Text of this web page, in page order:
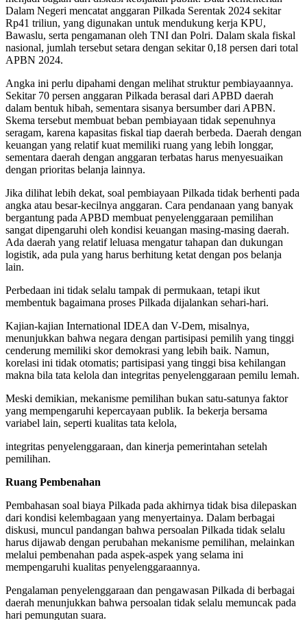
Dalam Negeri mencatat anggaran Pilkada Serentak 2024 sekitar
Rp41 triliun, yang digunakan untuk mendukung kerja KPU,
Bawaslu, serta pengamanan oleh TNI dan Polri. Dalam skala fiskal
nasional, jumlah tersebut setara dengan sekitar 0,18 persen dari total
APBN 2024.
Angka ini perlu dipahami dengan melihat struktur pembiayaannya.
Sekitar 70 persen anggaran Pilkada berasal dari APBD daerah
dalam bentuk hibah, sementara sisanya bersumber dari APBN.
Skema tersebut membuat beban pembiayaan tidak sepenuhnya
seragam, karena kapasitas fiskal tiap daerah berbeda. Daerah dengan
keuangan yang relatif kuat memiliki ruang yang lebih longgar,
sementara daerah dengan anggaran terbatas harus menyesuaikan
dengan prioritas belanja lainnya.
Jika dilihat lebih dekat, soal pembiayaan Pilkada tidak berhenti pada
angka atau besar-kecilnya anggaran. Cara pendanaan yang banyak
bergantung pada APBD membuat penyelenggaraan pemilihan
sangat dipengaruhi oleh kondisi keuangan masing-masing daerah.
Ada daerah yang relatif leluasa mengatur tahapan dan dukungan
logistik, ada pula yang harus berhitung ketat dengan pos belanja
lain.
Perbedaan ini tidak selalu tampak di permukaan, tetapi ikut
membentuk bagaimana proses Pilkada dijalankan sehari-hari.
Kajian-kajian International IDEA dan V-Dem, misalnya,
menunjukkan bahwa negara dengan partisipasi pemilih yang tinggi
cenderung memiliki skor demokrasi yang lebih baik. Namun,
korelasi ini tidak otomatis; partisipasi yang tinggi bisa kehilangan
makna bila tata kelola dan integritas penyelenggaraan pemilu lemah.
Meski demikian, mekanisme pemilihan bukan satu-satunya faktor
yang mempengaruhi kepercayaan publik. Ia bekerja bersama
variabel lain, seperti kualitas tata kelola,
integritas penyelenggaraan, dan kinerja pemerintahan setelah
pemilihan.
Ruang Pembenahan
Pembahasan soal biaya Pilkada pada akhirnya tidak bisa dilepaskan
dari kondisi kelembagaan yang menyertainya. Dalam berbagai
diskusi, muncul pandangan bahwa persoalan Pilkada tidak selalu
harus dijawab dengan perubahan mekanisme pemilihan, melainkan
melalui pembenahan pada aspek-aspek yang selama ini
mempengaruhi kualitas penyelenggaraannya.
Pengalaman penyelenggaraan dan pengawasan Pilkada di berbagai
daerah menunjukkan bahwa persoalan tidak selalu memuncak pada
hari pemungutan suara.